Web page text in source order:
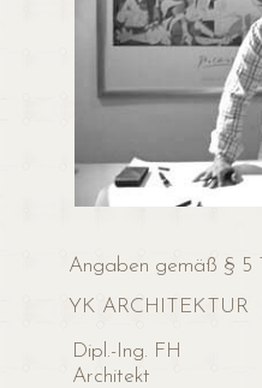
Angaben gemäß § 5
YK ARCHITEKTUR
Dipl.-Ing. FH
Architekt